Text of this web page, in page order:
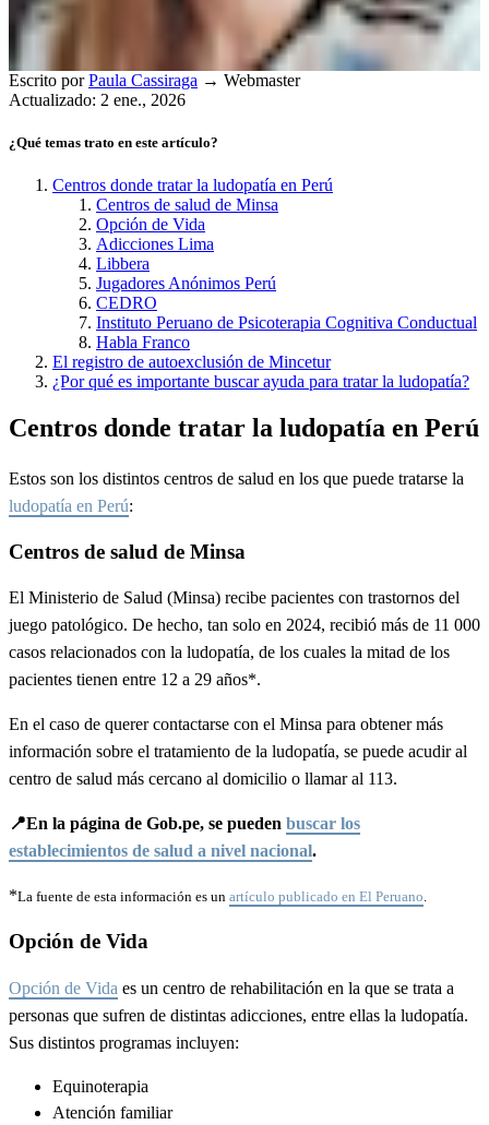
Escrito porPaula Cassiraga → Webmaster
Actualizado: 2 ene., 2026
¿Qué temas trato en este artículo?
Centros donde tratar la ludopatía en Perú
Centros de salud de Minsa
Opción de Vida
Adicciones Lima
Libbera
Jugadores Anónimos Perú
CEDRO
Instituto Peruano de Psicoterapia Cognitiva Conductual
Habla Franco
El registro de autoexclusión de Mincetur
¿Por qué es importante buscar ayuda para tratar la ludopatía?
Centros donde tratar la ludopatía en Perú
Estos son los distintos centros de salud en los que puede tratarse la
ludopatía en Perú:
Centros de salud de Minsa
El Ministerio de Salud (Minsa) recibe pacientes con trastornos del
juego patológico. De hecho, tan solo en 2024, recibió más de 11 000
casos relacionados con la ludopatía, de los cuales la mitad de los
pacientes tienen entre 12 a 29 años*.
En el caso de querer contactarse con el Minsa para obtener más
información sobre el tratamiento de la ludopatía, se puede acudir al
centro de salud más cercano al domicilio o llamar al 113.
📍En la página de Gob.pe, se pueden buscar los
establecimientos de salud a nivel nacional.
*La fuente de esta información es un artículo publicado en El Peruano.
Opción de Vida
Opción de Vida es un centro de rehabilitación en la que se trata a
personas que sufren de distintas adicciones, entre ellas la ludopatía.
Sus distintos programas incluyen:
Equinoterapia
Atención familiar